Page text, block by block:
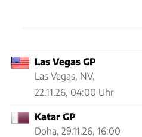
Las Vegas GP
Las Vegas, NV,
22.11.26, 04:00 Uhr
Katar GP
Doha, 29.11.26, 16:00